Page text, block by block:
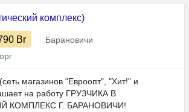
комплекс)
Br
Барановичи
магазинов "Евроопт", "Хит!" и
на работу ГРУЗЧИКА В
КОМПЛЕКС Г. БАРАНОВИЧИ!